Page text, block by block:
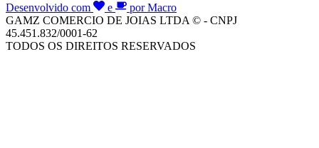
Desenvolvido com e
por Macro
GAMZ COMERCIO DE JOIAS LTDA © - CNPJ
45.451.832/0001-62
TODOS OS DIREITOS RESERVADOS